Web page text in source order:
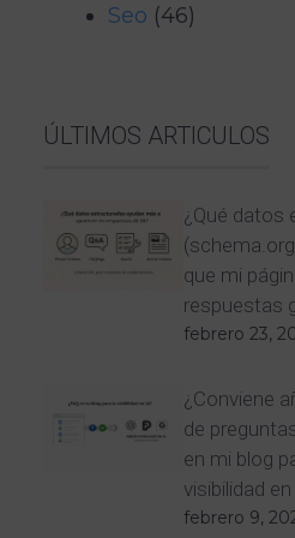
Seo (46)
ÚLTIMOS ARTICULOS
¿Qué datos
que mi
respuestas
febrero 23,
¿Conviene
de
en mi blog
visibilidad en
febrero 9,